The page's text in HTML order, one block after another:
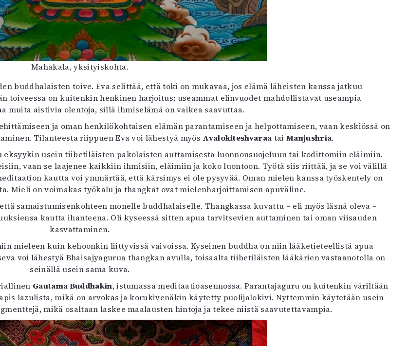
Mahakala, yksityiskohta.
buddhalaisten toive. Eva selittää, että toki on mukavaa, jos elämä läheisten kanssa jatkuu
toiveessa on kuitenkin henkinen harjoitus; useammat elinvuodet mahdollistavat useampia
muita aistivia olentoja, sillä ihmiselämä on vaikea saavuttaa.
ja oman henkilökohtaisen elämän parantamiseen ja helpottamiseen, vaan keskiössä on
Tilanteesta riippuen Eva voi lähestyä myös Avalokiteshvaraa tai Manjushria.
eksyykin usein tiibetiläisten pakolaisten auttamisesta luonnonsuojeluun tai kodittomiin eläimiin.
vaan se laajenee kaikkiin ihmisiin, eläimiin ja koko luontoon. Työtä siis riittää, ja se voi välillä
kautta voi ymmärtää, että kärsimys ei ole pysyvää. Oman mielen kanssa työskentely on
Mieli on voimakas työkalu ja thangkat ovat mielenharjoittamisen apuväline.
samaistumisenkohteen monelle buddhalaiselle. Thangkassa kuvattu – eli myös läsnä oleva –
kautta ihanteena. Oli kyseessä sitten apua tarvitsevien auttaminen tai oman viisauden
kasvattaminen.
mieleen kuin kehoonkin liittyvissä vaivoissa. Kyseinen buddha on niin lääketieteellistä apua
voi lähestyä Bhaisajyagurua thangkan avulla, toisaalta tiibetiläisten lääkärien vastaanotolla on
seinällä usein sama kuva.
Gautama Buddhakin, istumassa meditaatioasennossa. Parantajaguru on kuitenkin väriltään
lazulista, mikä on arvokas ja korukivenäkin käytetty puolijalokivi. Nyttemmin käytetään usein
mikä osaltaan laskee maalausten hintoja ja tekee niistä saavutettavampia.